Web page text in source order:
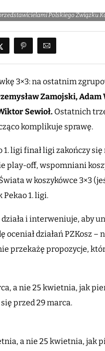
Polskiego Związku
3×3: na ostatnim
Zamojski,Adam
Sewioł. Ostatnich
komplikuje sprawę.
ligi finał ligi zakończy się
play-off, wspomniani
w koszykówce 3×3
1. ligi.
i interweniuje, aby
działań PZKosz –
przekażę propozycje,
a nie 25 kwietnia, jak
przed 29 marca.
a nie 25 kwietnia, jak